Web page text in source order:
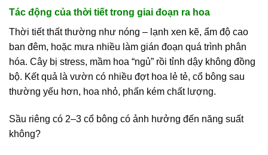
Tác động của thời tiết trong giai đoạn ra hoa
Thời tiết thất thường như nóng – lạnh xen kẽ, ẩm độ cao
ban đêm, hoặc mưa nhiều làm gián đoạn quá trình phân
hóa. Cây bị stress, mầm hoa “ngủ” rồi tỉnh dậy không đồng
bộ. Kết quả là vườn có nhiều đợt hoa lẻ tẻ, cổ bông sau
thường yếu hơn, hoa nhỏ, phấn kém chất lượng.
Sầu riêng có 2–3 cổ bông có ảnh hưởng đến năng suất
không?